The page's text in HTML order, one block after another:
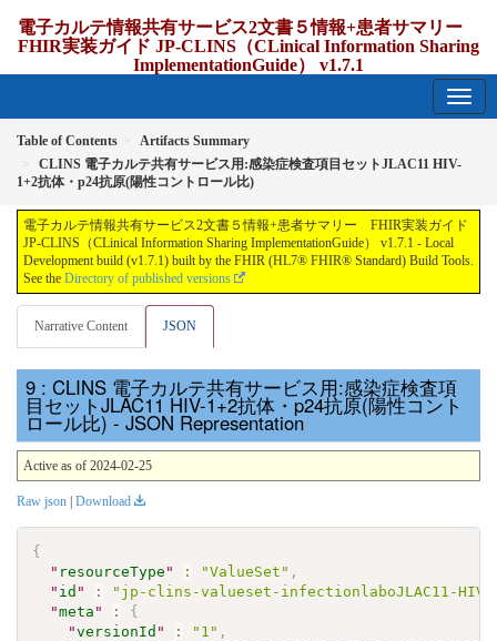
電子カルテ情報共有サービス2文書５情報+患者サマリー
FHIR実装ガイド JP-CLINS（CLinical Information Sharing
ImplementationGuide） v1.7.1
Table of Contents
Artifacts Summary
CLINS 電子カルテ共有サービス用:感染症検査項目セットJLAC11 HIV-
1+2抗体・p24抗原(陽性コントロール比)
電子カルテ情報共有サービス2文書５情報+患者サマリー FHIR実装ガイド
JP-CLINS（CLinical Information Sharing ImplementationGuide） v1.7.1 - Local
Development build (v1.7.1) built by the FHIR (HL7® FHIR® Standard) Build Tools.
See the Directory of published versions
Narrative Content JSON
: CLINS 電子カルテ共有サービス用:感染症検査項
目セットJLAC11 HIV-1+2抗体・p24抗原(陽性コント
ロール比) - JSON Representation
Active as of 2024-02-25
Raw json | Download
{
" resourceType " : "ValueSet" ,
" id " :
"jp-clins-valueset-infectionlaboJLAC11-
"meta " :
{
"versionId " : "1" ,